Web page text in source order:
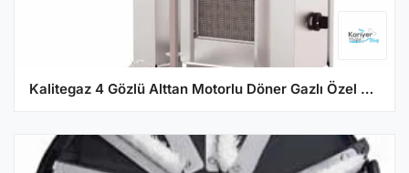
Kalitegaz 4 Gözlü Alttan Motorlu Döner Gazlı Özel Model KLG 151-S